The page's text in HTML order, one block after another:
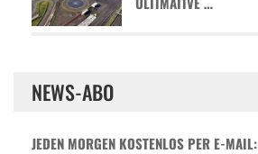
NEWS-ABO
JEDEN MORGEN KOSTENLOS PER E-MAIL: